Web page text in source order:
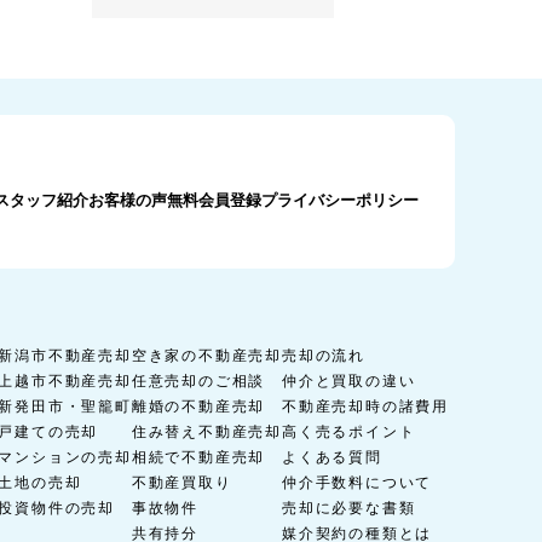
タッフ紹介お客様の声無料会員登録プライバシーポリシー
潟市不動産売却
越市不動産売却
発田市・聖籠町
建ての売却
ンションの売却
地の売却
資物件の売却
空き家の不動産売却
任意売却のご相談
離婚の不動産売却
住み替え不動産売却
相続で不動産売却
不動産買取り
事故物件
共有持分
売却の流れ
仲介と買取の違い
不動産売却時の諸費用
高く売るポイント
よくある質問
仲介手数料について
売却に必要な書類
媒介契約の種類とは